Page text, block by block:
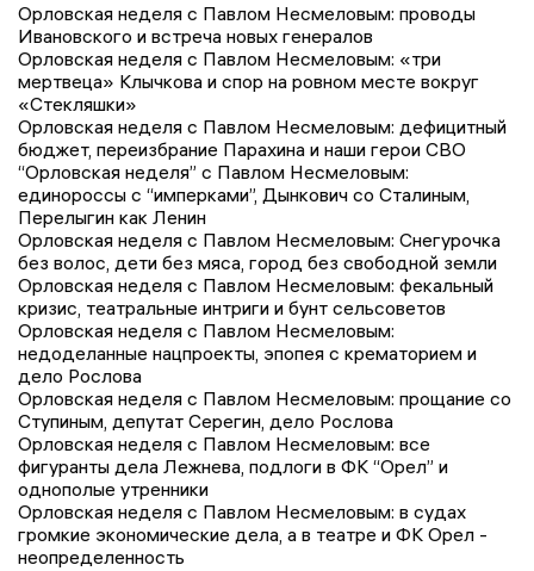
Орловская неделя с Павлом Несмеловым: проводы
Ивановского и встреча новых генералов
Орловская неделя с Павлом Несмеловым: «три
мертвеца» Клычкова и спор на ровном месте вокруг
«Стекляшки»
Орловская неделя с Павлом Несмеловым: дефицитный
бюджет, переизбрание Парахина и наши герои СВО
“Орловская неделя” с Павлом Несмеловым:
единороссы с “имперками”, Дынкович со Сталиным,
Перелыгин как Ленин
Орловская неделя с Павлом Несмеловым: Снегурочка
без волос, дети без мяса, город без свободной земли
Орловская неделя с Павлом Несмеловым: фекальный
кризис, театральные интриги и бунт сельсоветов
Орловская неделя с Павлом Несмеловым:
недоделанные нацпроекты, эпопея с крематорием и
дело Рослова
Орловская неделя с Павлом Несмеловым: прощание со
Ступиным, депутат Серегин, дело Рослова
Орловская неделя с Павлом Несмеловым: все
фигуранты дела Лежнева, подлоги в ФК “Орел” и
однополые утренники
Орловская неделя с Павлом Несмеловым: в судах
громкие экономические дела, а в театре и ФК Орел -
неопределенность